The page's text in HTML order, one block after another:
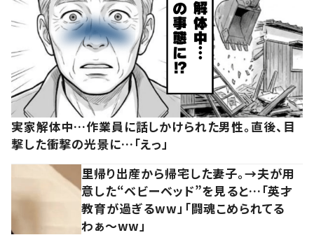
実家解体中…作業員に話しかけられた男性。直後、目
撃した衝撃の光景に…「えっ」
里帰り出産から帰宅した妻子。→夫が用
意した“ベビーベッド”を見ると…「英才
教育が過ぎるww」「闘魂こめられてる
わぁ～ww」